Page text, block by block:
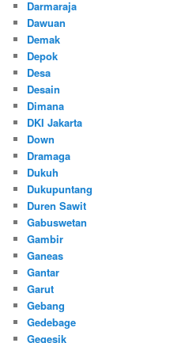
Darmaraja
Dawuan
Demak
Depok
Desa
Desain
Dimana
DKI Jakarta
Down
Dramaga
Dukuh
Dukupuntang
Duren Sawit
Gabuswetan
Gambir
Ganeas
Gantar
Garut
Gebang
Gedebage
Gegesik